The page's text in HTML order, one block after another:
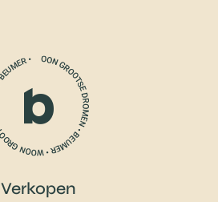
Verkopen